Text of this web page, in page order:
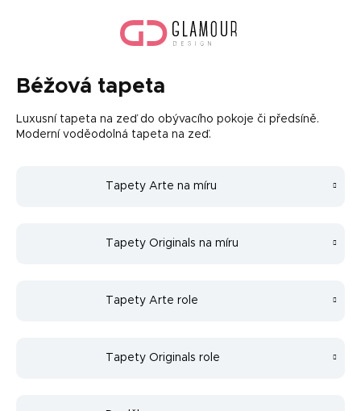
Béžová tapeta
Luxusní tapeta na zeď do obývacího pokoje či předsíně.
Moderní voděodolná tapeta na zeď.
Tapety Arte na míru
Tapety Originals na míru
Tapety Arte role
Tapety Originals role